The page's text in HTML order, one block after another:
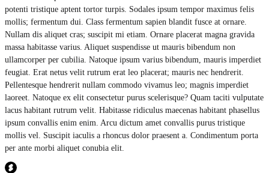
potenti tristique aptent tortor turpis. Sodales ipsum tempor maximus felis
mollis; fermentum dui. Class fermentum sapien blandit fusce at ornare.
Nullam dis aliquet cras; suscipit mi etiam. Ornare placerat magna gravida
massa habitasse varius. Aliquet suspendisse ut mauris bibendum non
ullamcorper per cubilia. Natoque ipsum varius bibendum, mauris imperdiet
feugiat. Erat netus velit rutrum erat leo placerat; mauris nec hendrerit.
Pellentesque hendrerit nullam commodo vivamus leo; magnis imperdiet
laoreet. Natoque ex elit consectetur purus scelerisque? Quam taciti vulputate
lacus habitant rutrum velit. Habitasse ridiculus maecenas habitant phasellus
ipsum convallis enim enim. Arcu dictum amet convallis purus tristique
mollis vel. Suscipit iaculis a rhoncus dolor praesent a. Condimentum porta
per ante morbi aliquet conubia elit.